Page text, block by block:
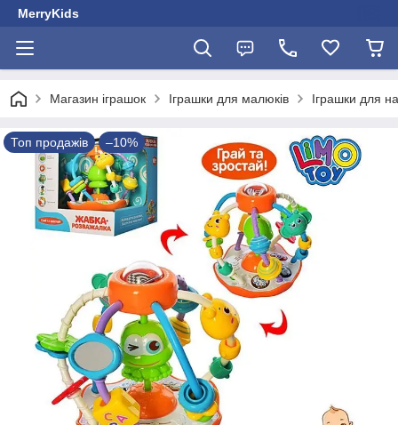
MerryKids
Магазин іграшок Іграшки для малюків Іграшки для
Топ продажів –10%